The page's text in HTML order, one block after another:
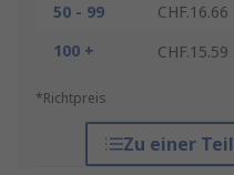
50 - 99
CHF.16.66
100 +
CHF.15.59
*Richtpreis
Zu einer